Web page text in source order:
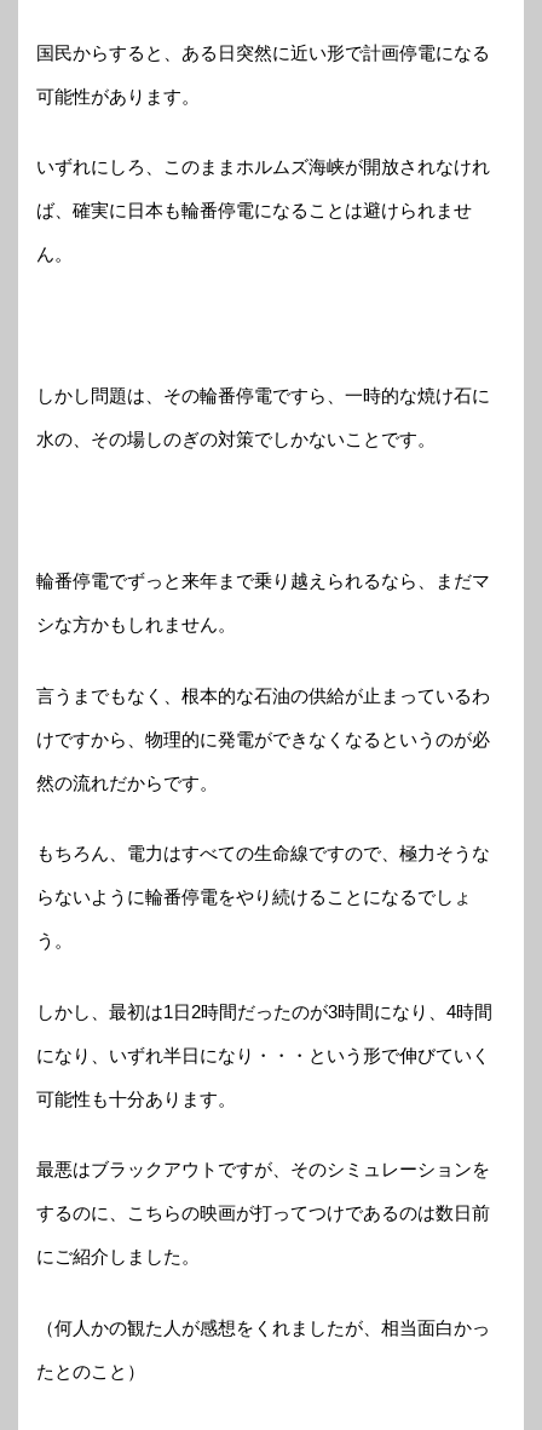
国民からすると、ある日突然に近い形で計画停電になる
可能性があります。
いずれにしろ、このままホルムズ海峡が開放されなけれ
ば、確実に日本も輪番停電になることは避けられませ
ん。
しかし問題は、その輪番停電ですら、一時的な焼け石に
水の、その場しのぎの対策でしかないことです。
輪番停電でずっと来年まで乗り越えられるなら、まだマ
シな方かもしれません。
言うまでもなく、根本的な石油の供給が止まっているわ
けですから、物理的に発電ができなくなるというのが必
然の流れだからです。
もちろん、電力はすべての生命線ですので、極力そうな
らないように輪番停電をやり続けることになるでしょ
う。
しかし、最初は1日2時間だったのが3時間になり、4時間
になり、いずれ半日になり・・・という形で伸びていく
可能性も十分あります。
最悪はブラックアウトですが、そのシミュレーションを
するのに、こちらの映画が打ってつけであるのは数日前
にご紹介しました。
（何人かの観た人が感想をくれましたが、相当面白かっ
たとのこと）